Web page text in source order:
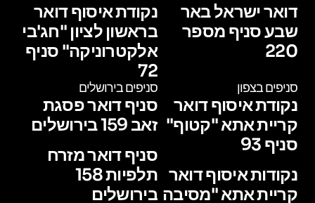
דואר ישראל באר
שבע סניף מספר
220
נקודת איסוף דואר
בראשון לציון "חג'בי
אלקטרוניקה" סניף
72
סניפים בצפון
נקודת איסוף דואר
קריית אתא "קטוף"
סניף 93
נקודות איסוף דואר
קריית אתא "מסיבה
סניפים בירושלים
סניף דואר פסגת
זאב 159 בירושלים
סניף דואר מזרח
תלפיות 158
בירושלים